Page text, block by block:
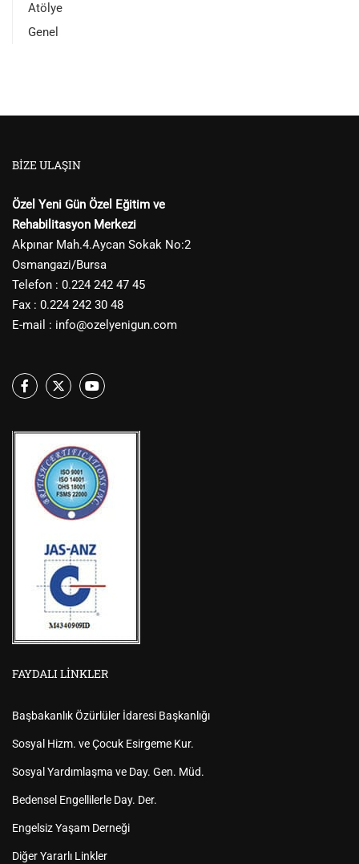
Atölye
Genel
BIZE ULAŞIN
Özel Yeni Gün Özel Eğitim ve
Rehabilitasyon Merkezi
Akpınar Mah.4.Aycan Sokak No:2
Osmangazi/Bursa
Telefon : 0.224 242 47 45
Fax : 0.224 242 30 48
E-mail : info@ozelyenigun.com
FAYDALI LINKLER
Başbakanlık Özürlüler İdaresi Başkanlığı
Sosyal Hizm. ve Çocuk Esirgeme Kur.
Sosyal Yardımlaşma ve Day. Gen. Müd.
Bedensel Engellilerle Day. Der.
Engelsiz Yaşam Derneği
Diğer Yararlı Linkler